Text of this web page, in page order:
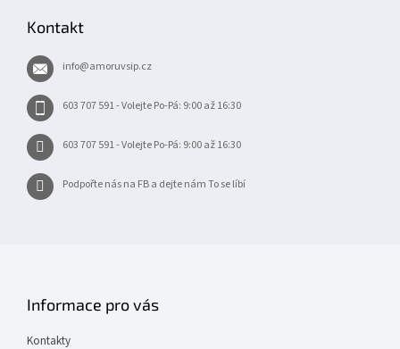
Kontakt
info@amoruvsip.cz
603 707 591 - Volejte Po-Pá: 9:00 až 16:30
603 707 591 - Volejte Po-Pá: 9:00 až 16:30
Podpořte nás na FB a dejte nám To se líbí
Informace pro vás
Kontakty